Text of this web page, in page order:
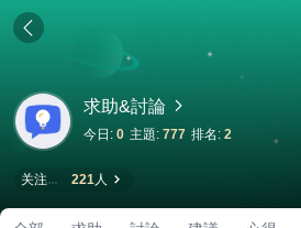
求助&討論
今日: 0 主題: 777 排名: 2
关注 221人